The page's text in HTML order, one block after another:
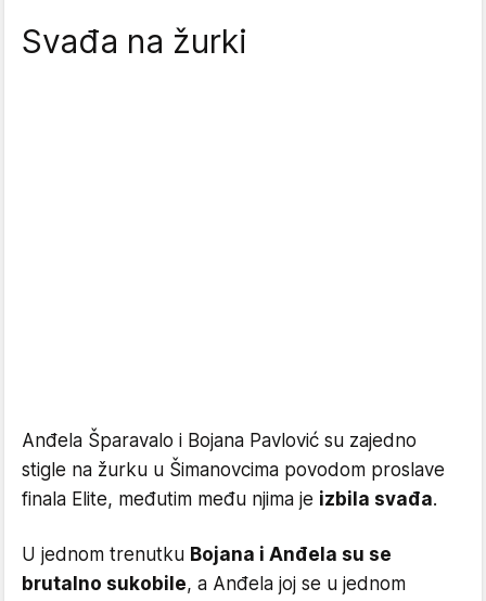
Svađa na žurki
Anđela Šparavalo i Bojana Pavlović su zajedno
stigle na žurku u Šimanovcima povodom proslave
finala Elite, međutim među njima je izbila svađa.
U jednom trenutku Bojana i Anđela su se
brutalno sukobile, a Anđela joj se u jednom